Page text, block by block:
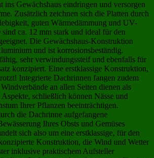
ins Gewächshaus eindringen und versorgen
Zusätzlich zeichnen sich die Platten durch
guten Wärmedämmung und UV-
sind ca. 12 mm stark und ideal für den
Die Gewächshaus-Konstruktion
und ist korrosionsbeständig.
sehr verwindungssteif und ebenfalls für
konzipiert. Eine erstklassige Konstruktion,
Integrierte Dachrinnen fangen zudem
an allen Seiten dienen als
schließlich können Nässe und
Ihrer Pflanzen beeinträchtigen.
die Dachrinne aufgefangene
Ihres Obsts und Gemüses
sich also um eine erstklassige, für den
Konstruktion, die Wind und Wetter
inklusive praktischem Aufsteller